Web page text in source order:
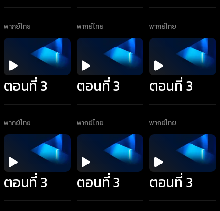
พากย์ไทย พากย์ไทย พากย์ไทย
ตอนที่ 3
พากย์ไทย
ตอนที่ 3
พากย์ไทย
ตอนที่ 3
พากย์ไทย
ตอนที่ 3 ตอนที่ 3 ตอนที่ 3